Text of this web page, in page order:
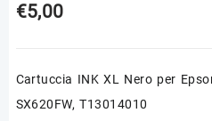
€5,00
Cartuccia INK XL Nero per
SX620FW, T13014010